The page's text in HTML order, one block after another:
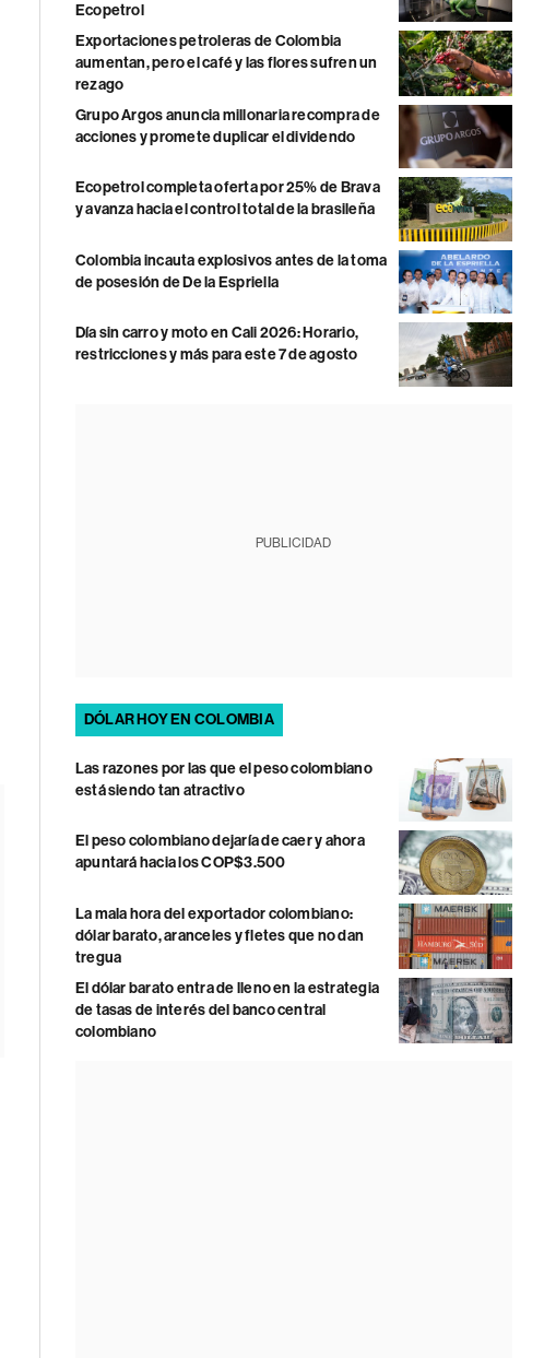
Ecopetrol
Exportaciones petroleras de Colombia
aumentan, pero el café y las flores sufren un
rezago
Grupo Argos anuncia millonaria recompra de
acciones y promete duplicar el dividendo
Ecopetrol completa oferta por 25% de Brava
y avanza hacia el control total de la brasileña
Colombia incauta explosivos antes de la toma
de posesión de De la Espriella
Día sin carro y moto en Cali 2026: Horario,
restricciones y más para este 7 de agosto
PUBLICIDAD
DÓLAR HOY EN COLOMBIA
Las razones por las que el peso colombiano
está siendo tan atractivo
El peso colombiano dejaría de caer y ahora
apuntará hacia los COP$3.500
La mala hora del exportador colombiano:
dólar barato, aranceles y fletes que no dan
tregua
El dólar barato entra de lleno en la estrategia
de tasas de interés del banco central
colombiano